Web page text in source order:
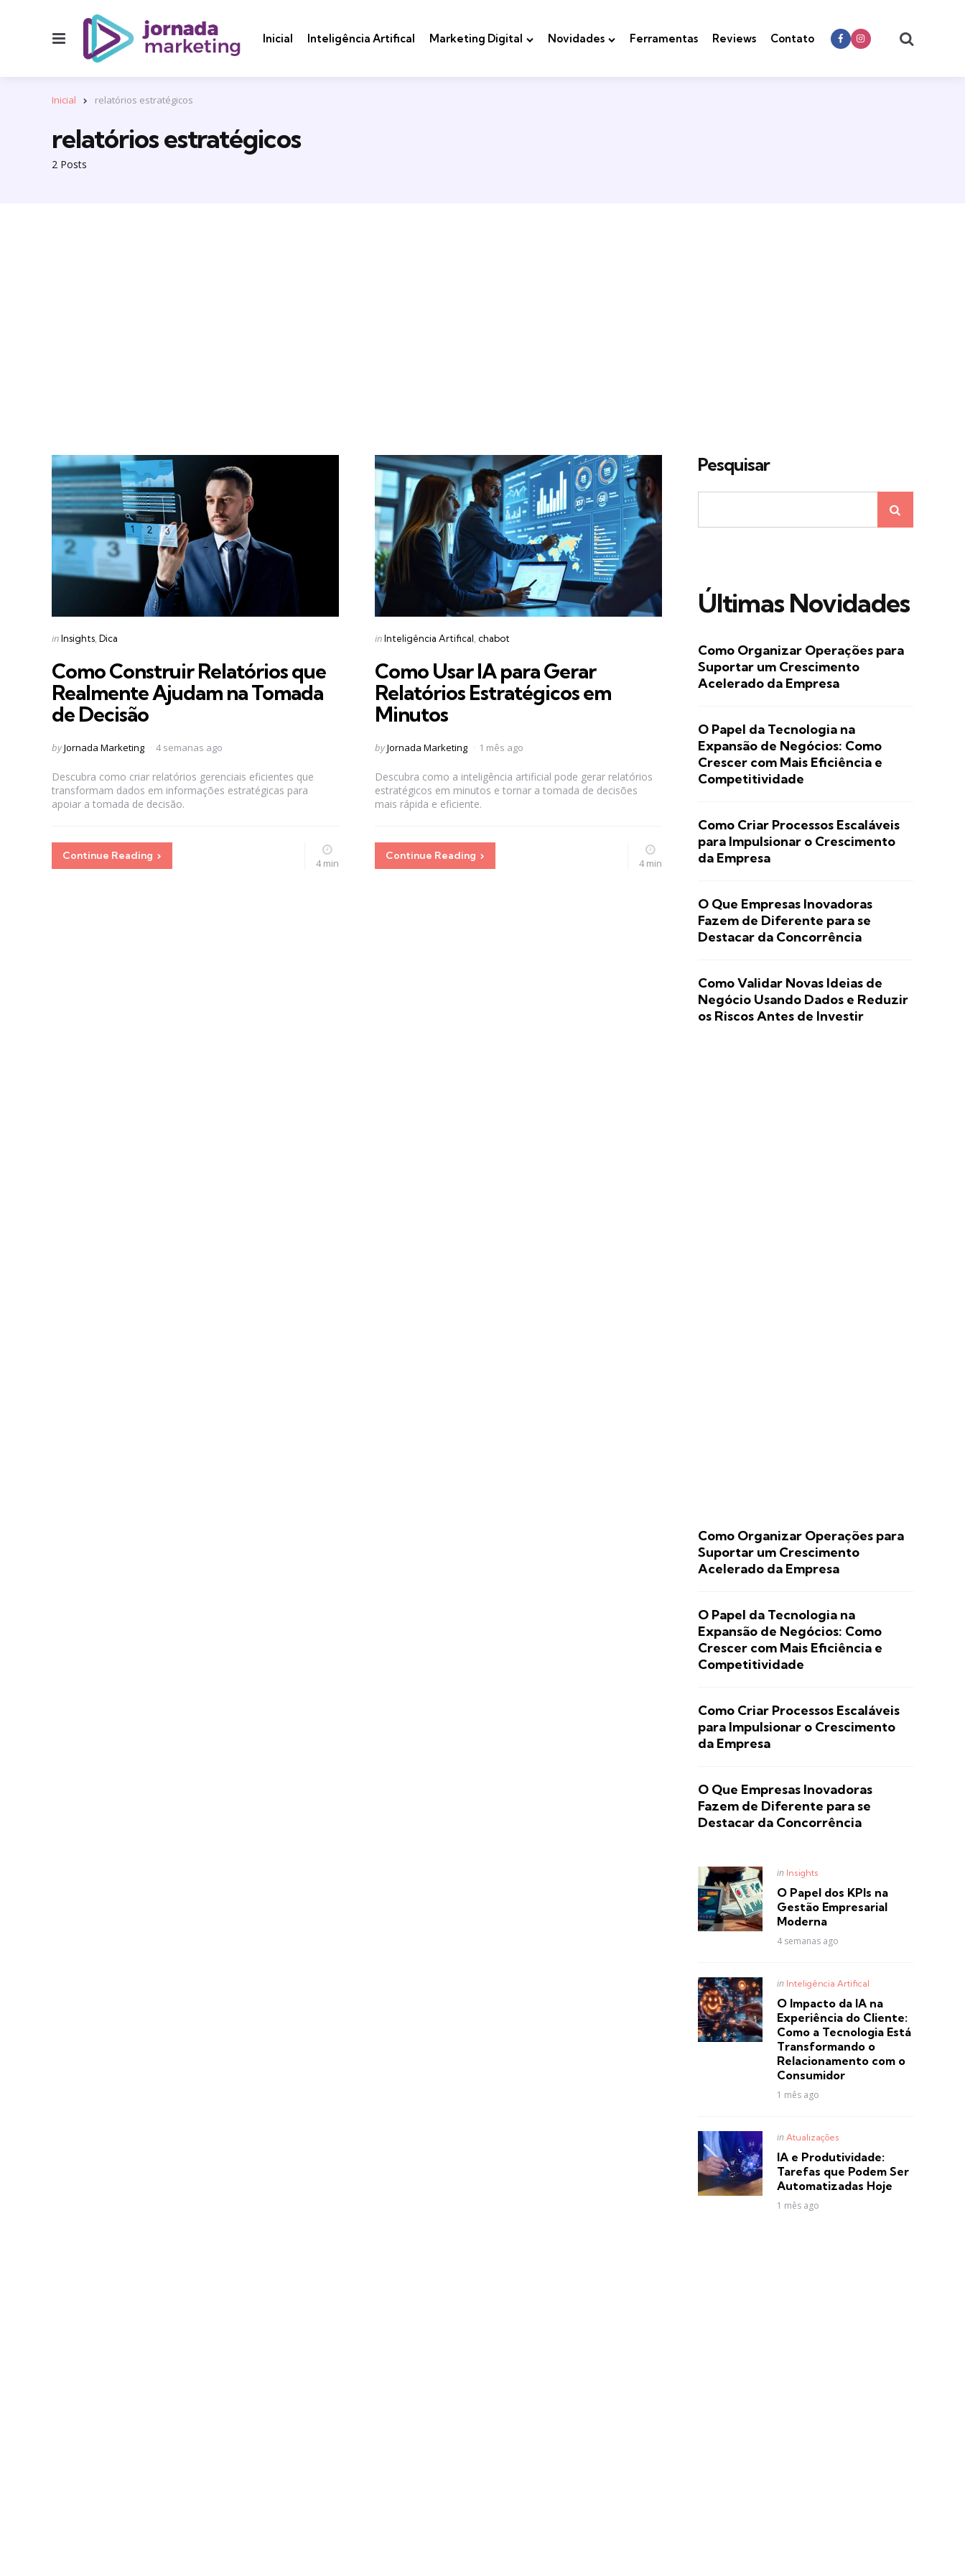
Inicial Inteligência Artifical Marketing Digital Novidades Ferramentas Reviews Contato
Inicial relatórios estratégicos
2 Posts
relatórios estratégicos
Categories
Posted
inInsights Dica
Como Construir Relatórios que
Realmente Ajudam na Tomada
de Decisão
Posted
byJornada Marketing 4 semanas ago
Descubra como criar relatórios gerenciais eficientes que
transformam dados em informações estratégicas para
apoiar a tomada de decisão.
Continue Reading
4 min
Categories
Posted
inInteligência Artifical chabot
Como Usar IA para Gerar
Relatórios Estratégicos em
Minutos
Posted
byJornada Marketing 1 mês ago
Descubra como a inteligência artificial pode gerar relatórios
estratégicos em minutos e tornar a tomada de decisões
mais rápida e eficiente.
Continue Reading
4 min
Pesquisar
Últimas Novidades
Como Organizar Operações para
Suportar um Crescimento
Acelerado da Empresa
O Papel da Tecnologia na
Expansão de Negócios: Como
Crescer com Mais Eficiência e
Competitividade
Como Criar Processos Escaláveis
para Impulsionar o Crescimento
da Empresa
O Que Empresas Inovadoras
Fazem de Diferente para se
Destacar da Concorrência
Como Validar Novas Ideias de
Negócio Usando Dados e Reduzir
os Riscos Antes de Investir
Como Organizar Operações para
Suportar um Crescimento
Acelerado da Empresa
O Papel da Tecnologia na
Expansão de Negócios: Como
Crescer com Mais Eficiência e
Competitividade
Como Criar Processos Escaláveis
para Impulsionar o Crescimento
da Empresa
O Que Empresas Inovadoras
Fazem de Diferente para se
Destacar da Concorrência
Posted
in Insights
O Papel dos KPIs na
Gestão Empresarial
Moderna
4 semanas ago
Posted
in Inteligência Artifical
O Impacto da IA na
Experiência do Cliente:
Como a Tecnologia Está
Transformando o
Relacionamento com o
Consumidor
1 mês ago
Posted
in Atualizações
IA e Produtividade:
Tarefas que Podem Ser
Automatizadas Hoje
1 mês ago